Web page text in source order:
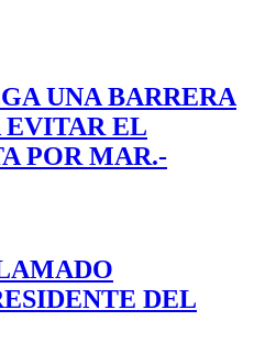
UNA BARRERA
EVITAR EL
POR MAR.-
DEL